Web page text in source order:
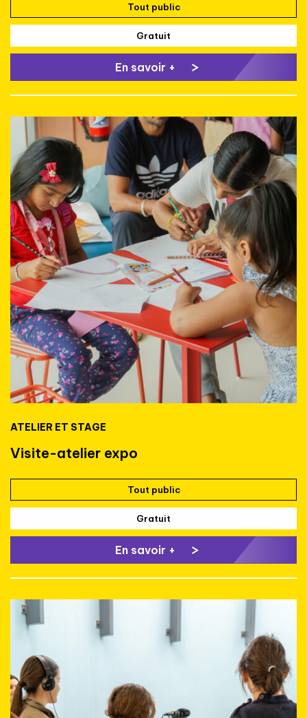
Tout public
Gratuit
En savoir +
ATELIER ET STAGE
Visite-atelier expo
Tout public
Gratuit
En savoir +